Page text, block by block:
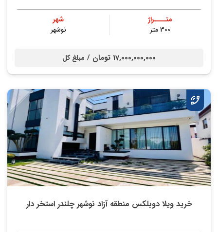
متــــراژ
300 متر
شهر
نوشهر
17,000,000,000 تومان / مبلغ کل
خرید ویلا دوبلکس منطقه آزاد نوشهر چلندر استخر دار